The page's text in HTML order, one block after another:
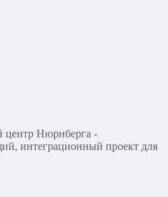
центр Нюрнберга -
интеграционный проект для